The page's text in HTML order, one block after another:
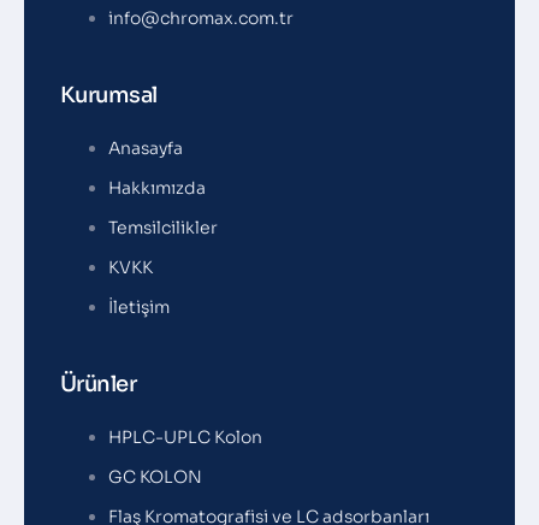
info@chromax.com.tr
Kurumsal
Anasayfa
Hakkımızda
Temsilcilikler
KVKK
İletişim
Ürünler
HPLC-UPLC Kolon
GC KOLON
Flaş Kromatografisi ve LC adsorbanları